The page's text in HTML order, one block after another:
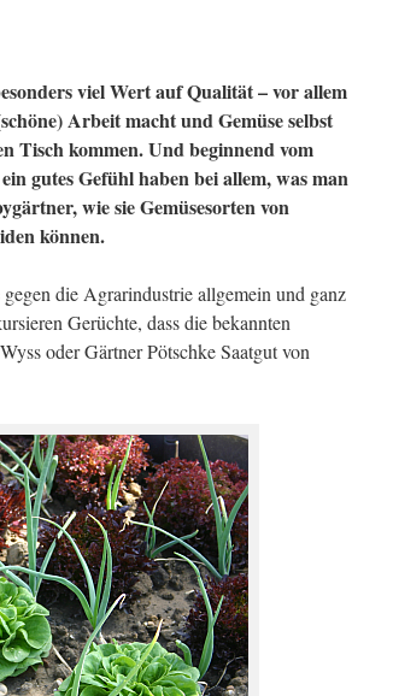
viel Wert auf Qualität – vor allem
Arbeit macht und Gemüse selbst
Tisch kommen. Und beginnend vom
gutes Gefühl haben bei allem, was man
wie sie Gemüsesorten von
können.
die Agrarindustrie allgemein und ganz
Gerüchte, dass die bekannten
oder Gärtner Pötschke Saatgut von